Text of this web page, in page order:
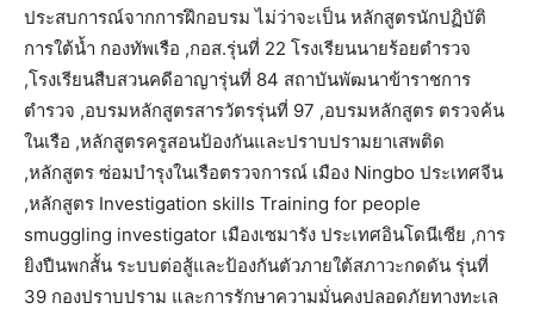
ประสบการณ์จากการฝึกอบรม ไม่ว่าจะเป็น หลักสูตรนักปฏิบัติ
การใต้น้ำ กองทัพเรือ ,กอส.รุ่นที่ 22 โรงเรียนนายร้อยตำรวจ
,โรงเรียนสืบสวนคดีอาญารุ่นที่ 84 สถาบันพัฒนาข้าราชการ
ตำรวจ ,อบรมหลักสูตรสารวัตรรุ่นที่ 97 ,อบรมหลักสูตร ตรวจค้น
ในเรือ ,หลักสูตรครูสอนป้องกันและปราบปรามยาเสพติด
,หลักสูตร ซ่อมบำรุงในเรือตรวจการณ์ เมือง Ningbo ประเทศจีน
,หลักสูตร Investigation skills Training for people
smuggling investigator เมืองเซมารัง ประเทศอินโดนีเซีย ,การ
ยิงปืนพกสั้น ระบบต่อสู้และป้องกันตัวภายใต้สภาวะกดดัน รุ่นที่
39 กองปราบปราม และการรักษาความมั่นคงปลอดภัยทางทะเล